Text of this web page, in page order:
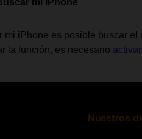
mi iPhone es posible buscar
la función, es necesario
Nuestros